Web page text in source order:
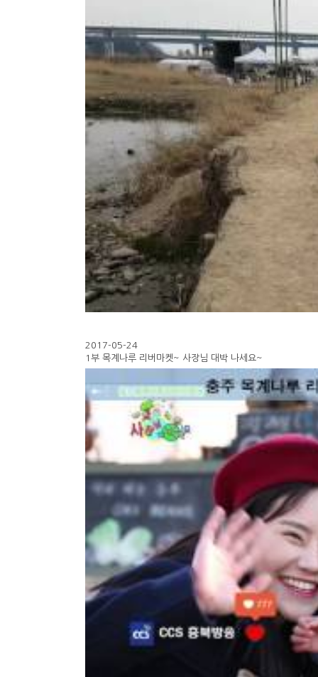
2017-05-24
1부 목계나루 리버마켓~ 사장님 대박 나세요~